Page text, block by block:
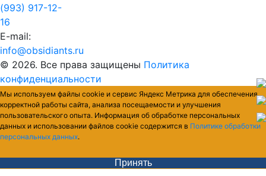
(993) 917-12-
16
E-mail:
info@obsidiants.ru
© 2026. Все права защищены Политика
конфиденциальности
Мы используем файлы cookie и сервис Яндекс Метрика для обеспечения
корректной работы сайта, анализа посещаемости и улучшения
пользовательского опыта. Информация об обработке персональных
данных и использовании файлов cookie содержится в Политике обработки
персональных данных.
Принять